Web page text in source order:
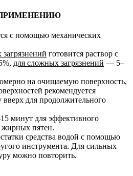
с помощью механических
загрязнений готовится раствор с
для сложных загрязнений — 5–
на очищаемую поверхность,
рекомендуется
вверх для продолжительного
минут для эффективного
жирных пятен.
средства водой с помощью
инструмента. Для сильных
можно повторить.